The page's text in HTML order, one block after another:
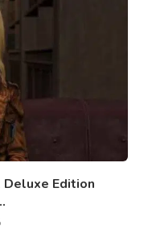
Edition